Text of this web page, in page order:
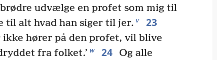
udvælge en profet som mig til
til alt hvad han siger til jer. v 23
ikke hører på den profet, vil blive
fra folket.’ w 24 Og alle